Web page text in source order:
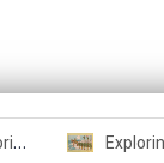
Seznam studentů Moriheie Ueshiby